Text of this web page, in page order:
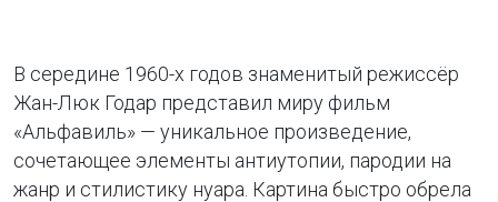
В середине 1960-х годов знаменитый режиссёр
Жан-Люк Годар представил миру фильм
«Альфавиль» — уникальное произведение,
сочетающее элементы антиутопии, пародии на
жанр и стилистику нуара. Картина быстро обрела